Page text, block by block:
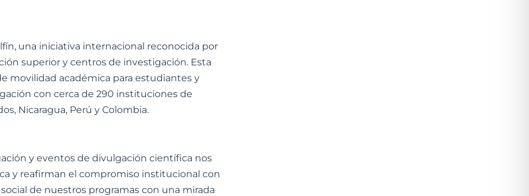
una iniciativa internacional reconocida por
superior y centros de investigación. Esta
movilidad académica para estudiantes y
con cerca de 290 instituciones de
Nicaragua, Perú y Colombia.
y eventos de divulgación científica nos
y reafirman el compromiso institucional con
de nuestros programas con una mirada